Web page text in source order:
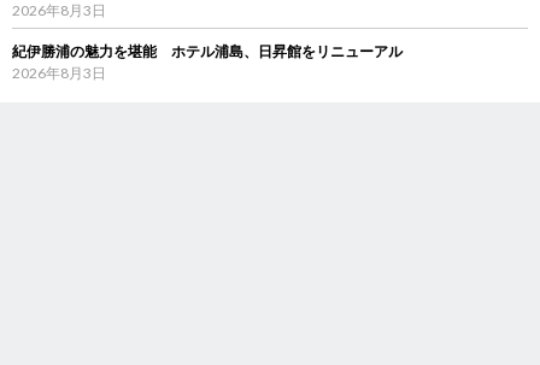
2026年8月3日
紀伊勝浦の魅力を堪能 ホテル浦島、日昇館をリニューアル
2026年8月3日